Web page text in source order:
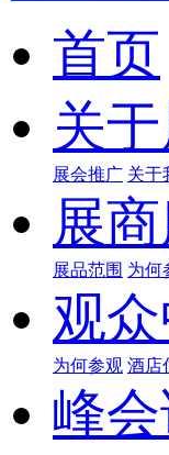
首页
关
展会推广 关于
展
展品范围 为何
观
为何参观 酒店
峰